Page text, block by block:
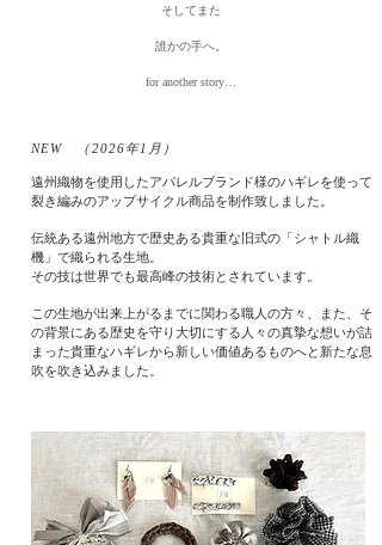
そしてまた
誰かの手へ
for another story…
NEW （2026年1月）
遠州織物を使用したアパレルブランド様のハギレを使って
裂き編みのアップサイクル商品を制作致しました。
伝統ある遠州地方で歴史ある貴重な旧式の「シャトル織
機」で織られる生地。
その技は世界でも最高峰の技術とされています。
この生地が出来上がるまでに関わる職人の方々、また、そ
の背景にある歴史を守り大切にする 人々の真摯な想いが詰
まった貴重なハギレから新しい価値あるものへと新たな息
吹を吹き込みました。